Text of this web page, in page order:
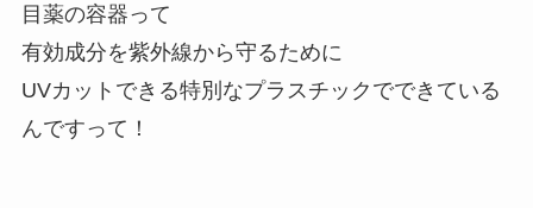
目薬の容器って
有効成分を紫外線から守るために
UVカットできる特別なプラスチックでできている
んですって！